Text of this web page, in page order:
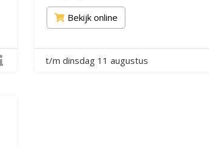
Bekijk online
t/m dinsdag 11 augustus